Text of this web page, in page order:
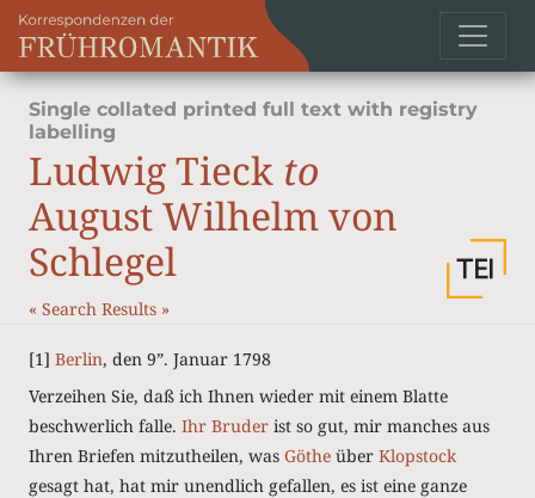
Single collated printed full text with registry
labelling
Ludwig Tieck to
August Wilhelm von
Schlegel
« Search Results »
[1] Berlin, den 9”. Januar 1798
Verzeihen Sie, daß ich Ihnen wieder mit einem Blatte
beschwerlich falle. Ihr Bruder ist so gut, mir manches aus
Ihren Briefen mitzutheilen, was Göthe über Klopstock
gesagt hat, hat mir unendlich gefallen, es ist eine ganze